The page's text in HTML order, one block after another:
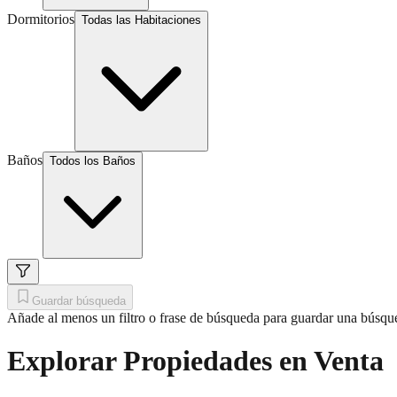
Dormitorios Todas las Habitaciones
Baños Todos los Baños
Guardar búsqueda
Añade al menos un filtro o frase de búsqueda para guardar una
Explorar Propiedades en Venta